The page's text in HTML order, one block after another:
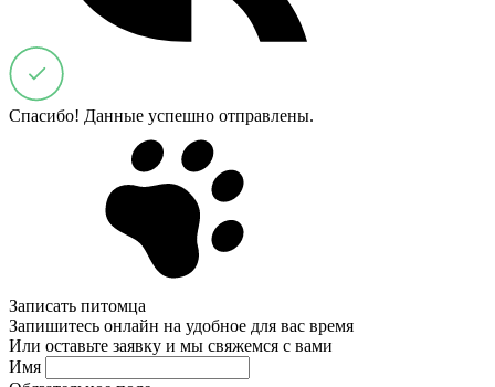
Спасибо! Данные успешно отправлены.
Записать питомца
Запишитесь онлайн на удобное для вас время
Или оставьте заявку и мы свяжемся с вами
Имя